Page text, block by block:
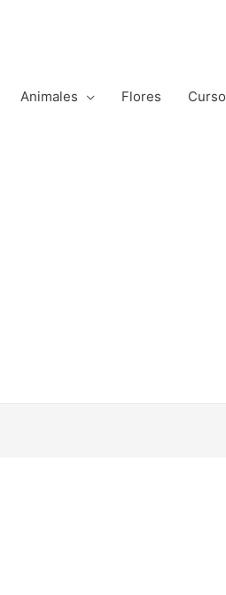
Animales Flores Curso